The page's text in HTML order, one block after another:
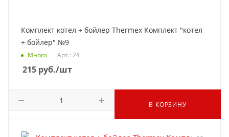
Комплект котел + бойлер Thermex Комплект "котел
+ бойлер" №9
Много Арт.: 24
215 руб./шт
В КОРЗИНУ